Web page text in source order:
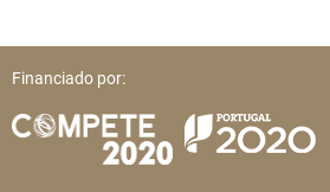
Financiado por: